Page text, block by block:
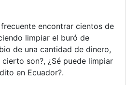
encontrar cientos de
limpiar el buró de
de una cantidad de dinero,
cierto son?, ¿Sé puede limpiar
en Ecuador?.